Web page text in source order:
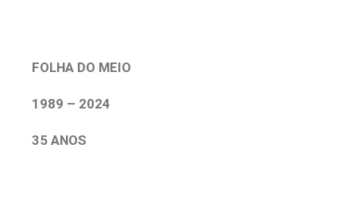
FOLHA DO MEIO
1989 – 2024
35 ANOS